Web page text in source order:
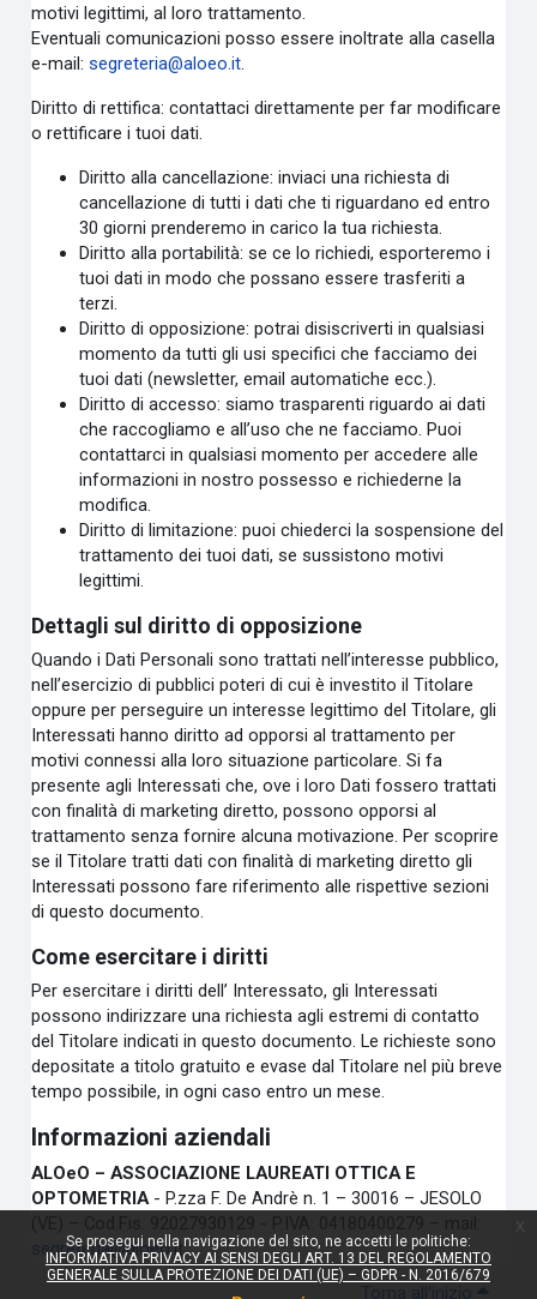
motivi legittimi, al loro trattamento.
Eventuali comunicazioni posso essere inoltrate alla casella
e-mail:segreteria@aloeo.it.
Diritto di rettifica: contattaci direttamente per far modificare
o rettificare i tuoi dati.
Diritto alla cancellazione: inviaci una richiesta di
cancellazione di tutti i dati che ti riguardano ed entro
30 giorni prenderemo in carico la tua richiesta.
Diritto alla portabilità: se ce lo richiedi, esporteremo i
tuoi dati in modo che possano essere trasferiti a
terzi.
Diritto di opposizione: potrai disiscriverti in qualsiasi
momento da tutti gli usi specifici che facciamo dei
tuoi dati (newsletter, email automatiche ecc.).
Diritto di accesso: siamo trasparenti riguardo ai dati
che raccogliamo e all’uso che ne facciamo. Puoi
contattarci in qualsiasi momento per accedere alle
informazioni in nostro possesso e richiederne la
modifica.
Diritto di limitazione: puoi chiederci la sospensione del
trattamento dei tuoi dati, se sussistono motivi
legittimi.
Dettagli sul diritto di opposizione
Quando i Dati Personali sono trattati nell’interesse pubblico,
nell’esercizio di pubblici poteri di cui è investito il Titolare
oppure per perseguire un interesse legittimo del Titolare, gli
Interessati hanno diritto ad opporsi al trattamento per
motivi connessi alla loro situazione particolare. Si fa
presente agli Interessati che, ove i loro Dati fossero trattati
con finalità di marketing diretto, possono opporsi al
trattamento senza fornire alcuna motivazione. Per scoprire
se il Titolare tratti dati con finalità di marketing diretto gli
Interessati possono fare riferimento alle rispettive sezioni
di questo documento.
Come esercitare i diritti
Per esercitare i diritti dell’ Interessato, gli Interessati
possono indirizzare una richiesta agli estremi di contatto
del Titolare indicati in questo documento. Le richieste sono
depositate a titolo gratuito e evase dal Titolare nel più breve
tempo possibile, in ogni caso entro un mese.
Informazioni aziendali
ALOeO – ASSOCIAZIONE LAUREATI OTTICA E
OPTOMETRIA- P.zza F. De Andrè n. 1 – 30016 – JESOLO
segreteria@aloeo.it
Se prosegui nella navigazione del sito, ne accetti le politiche:
INFORMATIVA PRIVACY AI SENSI DEGLI ART. 13 DEL REGOLAMENTO
GENERALE SULLA PROTEZIONE DEI DATI (UE) – GDPR - N. 2016/679